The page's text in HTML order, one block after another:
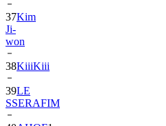
37Kim
Ji-
won
38KiiiKiii
39LE
SSERAFIM